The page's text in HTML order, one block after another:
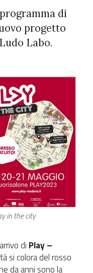
di
progetto
Labo.
in the city
di Play –
si colora del rosso
da anni sono la